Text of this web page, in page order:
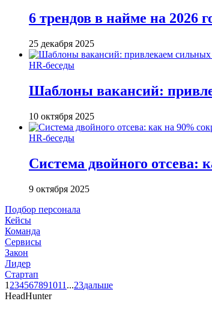
6 трендов в найме на 2026
25 декабря 2025
HR-беседы
Шаблоны вакансий:
10 октября 2025
HR-беседы
Система двойного отсева:
9 октября 2025
Подбор персонала
Кейсы
Команда
Сервисы
Закон
Лидер
Стартап
1 234567891011 ...23дальше
HeadHunter